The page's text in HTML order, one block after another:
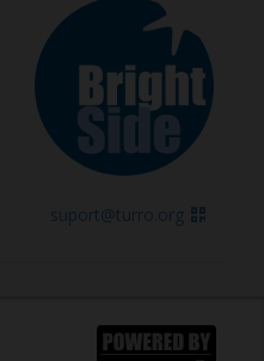
suport@turro.org